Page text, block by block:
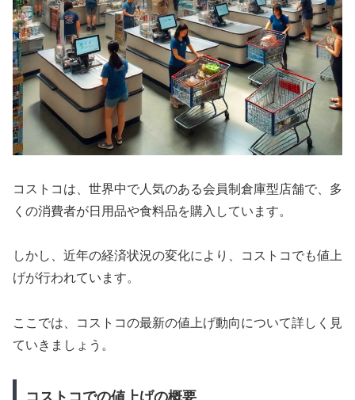
コストコは、世界中で人気のある会員制倉庫型店舗で、多
くの消費者が日用品や食料品を購入しています。
しかし、近年の経済状況の変化により、コストコでも値上
げが行われています。
ここでは、コストコの最新の値上げ動向について詳しく見
ていきましょう。
コストコでの値上げの概要